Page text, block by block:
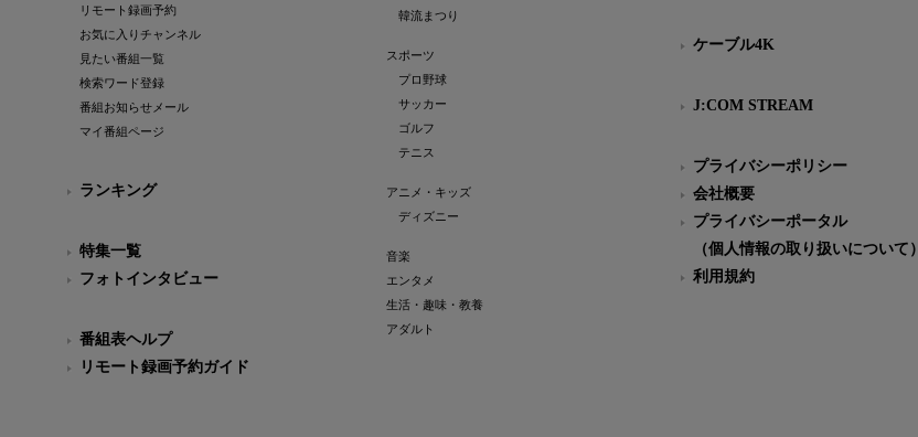
リモート録画予約
お気に入りチャンネル
見たい番組一覧
検索ワード登録
番組お知らせメール
マイ番組ページ
ランキング
特集一覧
フォトインタビュー
番組表ヘルプ
リモート録画予約ガイド
韓流まつり
スポーツ
プロ野球
サッカー
ゴルフ
テニス
アニメ・キッズ
ディズニー
音楽
エンタメ
生活・趣味・教養
アダルト
ケーブル4K
J:COM STREAM
プライバシーポリシー
会社概要
プライバシーポータル
（個人情報の取り扱いについて）
利用規約